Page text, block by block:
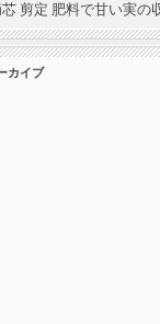
剪定 肥料で甘い実の
カイブ